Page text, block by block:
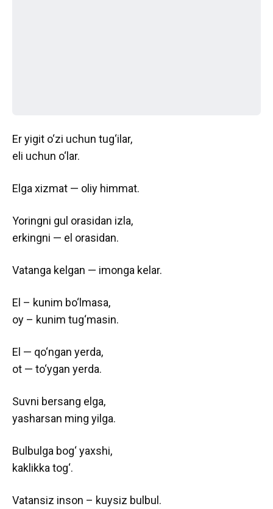
Er yigit o‘zi uchun tug‘ilar,
eli uchun o‘lar.
Elga xizmat — oliy himmat.
Yoringni gul orasidan izla,
erkingni — el orasidan.
Vatanga kelgan — imonga kelar.
El – kunim bo‘lmasa,
oy – kunim tug‘masin.
El — qo‘ngan yerda,
ot — to‘ygan yerda.
Suvni bersang elga,
yasharsan ming yilga.
Bulbulga bog‘ yaxshi,
kaklikka tog‘.
Vatansiz inson – kuysiz bulbul.